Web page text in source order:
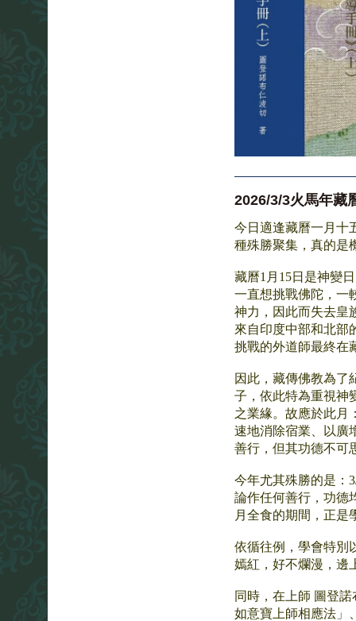
2026/3/3火馬年藏
今日適逢藏曆一月十
種殊勝聚集，真的是
藏曆1月15日是神變
一直想挑戰佛陀，一
神力，因此而失去皇
來自印度中部和北部
挑戰的外道師最終在
因此，藏傳佛教為了
子，依此特為重視神
之業緣。故應於此月
速地消除宿業、以廣
善行，但其功德不可
今年尤其殊勝的是：
論作任何善行，功德
月全食的期間，正是
依循往例，學會特別
嫣紅，好不爛漫，邊
同時，在上師 圖登
如意寶上師相應法」